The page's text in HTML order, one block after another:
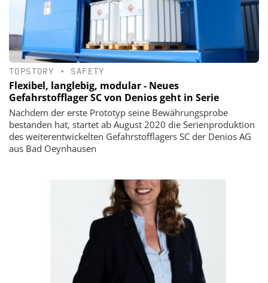
TOPSTORY • SAFETY
Flexibel, langlebig, modular - Neues
Gefahrstofflager SC von Denios geht in Serie
Nachdem der erste Prototyp seine Bewährungsprobe
bestanden hat, startet ab August 2020 die Serienproduktion
des weiterentwickelten Gefahrstofflagers SC der Denios AG
aus Bad Oeynhausen